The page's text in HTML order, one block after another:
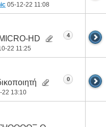
05-12-22 11:08
HD
22 11:25
4
22 13:10
0